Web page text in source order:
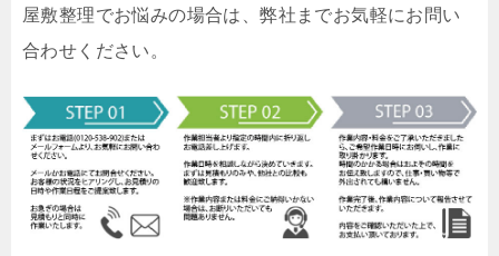
屋敷整理でお悩みの場合は、弊社までお気軽にお問い
合わせください。